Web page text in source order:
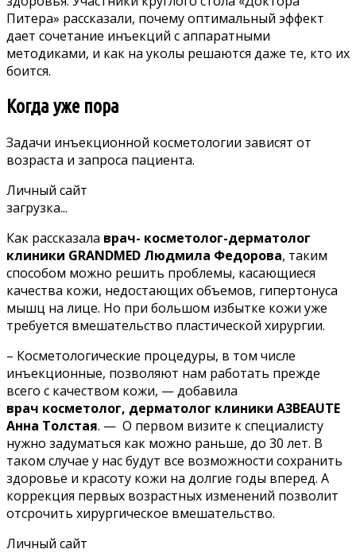
Питера» рассказали, почему оптимальный эффект
дает сочетание инъекций с аппаратными
методиками, и как на уколы решаются даже те, кто их
боится.
Когда уже пора
Задачи инъекционной косметологии зависят от
возраста и запроса пациента.
Личный сайт
загрузка...
Как рассказала врач- косметолог-дерматолог
клиники GRANDMED Людмила Федорова, таким
способом можно решить проблемы, касающиеся
качества кожи, недостающих объемов, гипертонуса
мышц на лице. Но при большом избытке кожи уже
требуется вмешательство пластической хирургии.
– Косметологические процедуры, в том числе
инъекционные, позволяют нам работать прежде
всего с качеством кожи, — добавила
врач косметолог, дерматолог клиники A3BEAUTE
Анна Толстая. — О первом визите к специалисту
нужно задуматься как можно раньше, до 30 лет. В
таком случае у нас будут все возможности сохранить
здоровье и красоту кожи на долгие годы вперед. А
коррекция первых возрастных изменений позволит
отсрочить хирургическое вмешательство.
Личный сайт